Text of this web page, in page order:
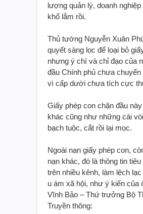
lượng quản lý, doanh nghiệp
khổ lắm rồi.
Thủ tướng Nguyễn Xuân
quyết sàng lọc để loại bỏ
nhưng ý chí và chỉ đạo của
đầu Chính phủ chưa chuyển
vì cấp dưới chưa tích cực
Giấy phép con chặn đầu
khác cũng như những cái vòi
bạch tuộc, cắt rồi lại mọc.
Ngoài nạn giấy phép con,
nạn khác, đó là thông tin
trên nhiều kênh, làm lệch
u ám xã hội, như ý kiến của
Vĩnh Bảo – Thứ trưởng Bộ
Truyền thông: